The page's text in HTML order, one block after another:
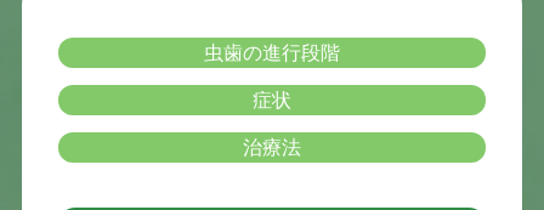
虫歯の進行段階
症状
治療法